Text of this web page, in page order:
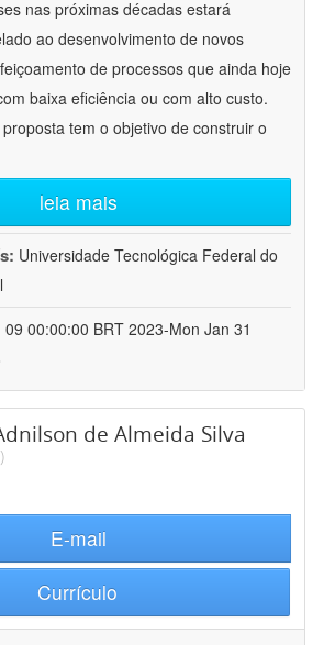
nas próximas décadas estará
ao desenvolvimento de novos
de processos que ainda hoje
baixa eficiência ou com alto custo.
tem o objetivo de construir o
leia mais
Universidade Tecnológica Federal do
09 00:00:00 BRT 2023-Mon Jan 31
de Almeida Silva
E-mail
Currículo